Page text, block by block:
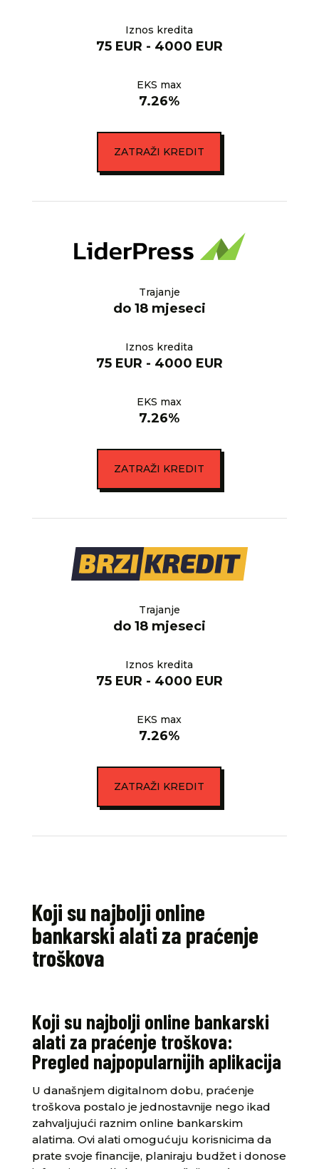
Iznos kredita
75 EUR - 4000 EUR
EKS max
7.26%
ZATRAŽI KREDIT
Trajanje
do 18 mjeseci
Iznos kredita
75 EUR - 4000 EUR
EKS max
7.26%
ZATRAŽI KREDIT
Trajanje
do 18 mjeseci
Iznos kredita
75 EUR - 4000 EUR
EKS max
7.26%
ZATRAŽI KREDIT
Koji su najbolji online
bankarski alati za praćenje
troškova
Koji su najbolji online bankarski
alati za praćenje troškova:
Pregled najpopularnijih aplikacija
U današnjem digitalnom dobu, praćenje
troškova postalo je jednostavnije nego ikad
zahvaljujući raznim online bankarskim
alatima. Ovi alati omogućuju korisnicima da
prate svoje financije, planiraju budžet i donose